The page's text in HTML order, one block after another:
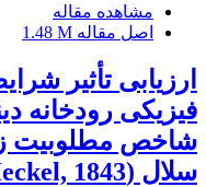
مشاهده مقاله
اصل مقاله 1.48 M
ارزیابی تأثیر
فیزیکی رودخانه
شاخص مطلوبیت
سلال (Alburnus sellal Heckel, 1843)